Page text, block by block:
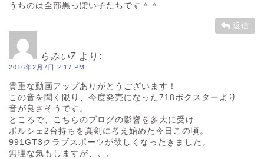
うちのは全部黒っぽい子たちです＾＾
返信
らみい7 より:
2016年2月7日 2:17 PM
貴重な動画アップありがとうございます！
この音を聞く限り、今度発売になった718ボクスターより
音が良さそうです。
ところで、こちらのブログの影響を多大に受け
ボルシェ2台持ちを真剣に考え始めた今日この頃。
991GT3クラブスポーツが欲しくなったきました。
無理な気もしますが、、、